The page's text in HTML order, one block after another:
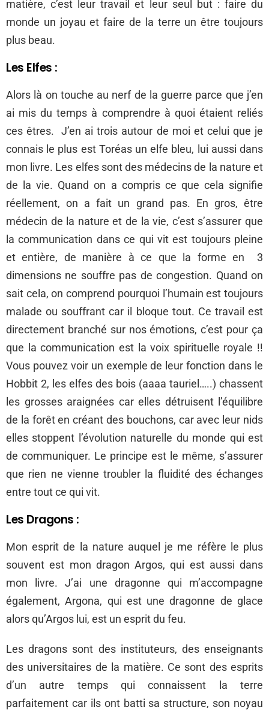
matière, c’est leur travail et leur seul but : faire du
monde un joyau et faire de la terre un être toujours
plus beau.
Les Elfes :
Alors là on touche au nerf de la guerre parce que j’en
ai mis du temps à comprendre à quoi étaient reliés
ces êtres. J’en ai trois autour de moi et celui que je
connais le plus est Toréas un elfe bleu, lui aussi dans
mon livre. Les elfes sont des médecins de la nature et
de la vie. Quand on a compris ce que cela signifie
réellement, on a fait un grand pas. En gros, être
médecin de la nature et de la vie, c’est s’assurer que
la communication dans ce qui vit est toujours pleine
et entière, de manière à ce que la forme en 3
dimensions ne souffre pas de congestion. Quand on
sait cela, on comprend pourquoi l’humain est toujours
malade ou souffrant car il bloque tout. Ce travail est
directement branché sur nos émotions, c’est pour ça
que la communication est la voix spirituelle royale !!
Vous pouvez voir un exemple de leur fonction dans le
Hobbit 2, les elfes des bois (aaaa tauriel…..) chassent
les grosses araignées car elles détruisent l’équilibre
de la forêt en créant des bouchons, car avec leur nids
elles stoppent l’évolution naturelle du monde qui est
de communiquer. Le principe est le même, s’assurer
que rien ne vienne troubler la fluidité des échanges
entre tout ce qui vit.
Les Dragons :
Mon esprit de la nature auquel je me réfère le plus
souvent est mon dragon Argos, qui est aussi dans
mon livre. J’ai une dragonne qui m’accompagne
également, Argona, qui est une dragonne de glace
alors qu’Argos lui, est un esprit du feu.
Les dragons sont des instituteurs, des enseignants
des universitaires de la matière. Ce sont des esprits
d’un autre temps qui connaissent la terre
parfaitement car ils ont batti sa structure, son noyau